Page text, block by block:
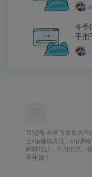
冬季
手把
百盟网-全网首发各大
上vip赚钱方法、vip课
网赚培训，学习引流、
里开始！